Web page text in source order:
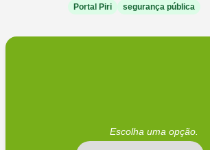
Portal Piri
segurança pública
Escolha uma opção.